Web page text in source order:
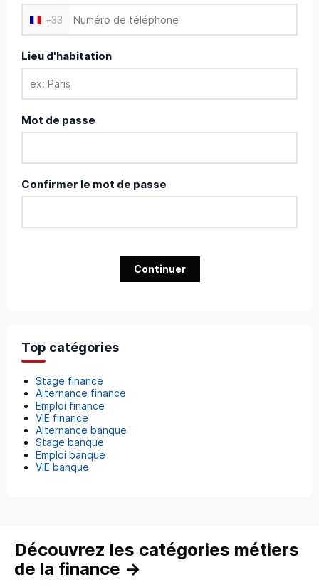
+33
Lieu d'habitation
Mot de passe
Confirmer le mot de passe
Continuer
Top catégories
Stage finance
Alternance finance
Emploi finance
VIE finance
Alternance banque
Stage banque
Emploi banque
VIE banque
Découvrez les catégories métiers
de la finance →